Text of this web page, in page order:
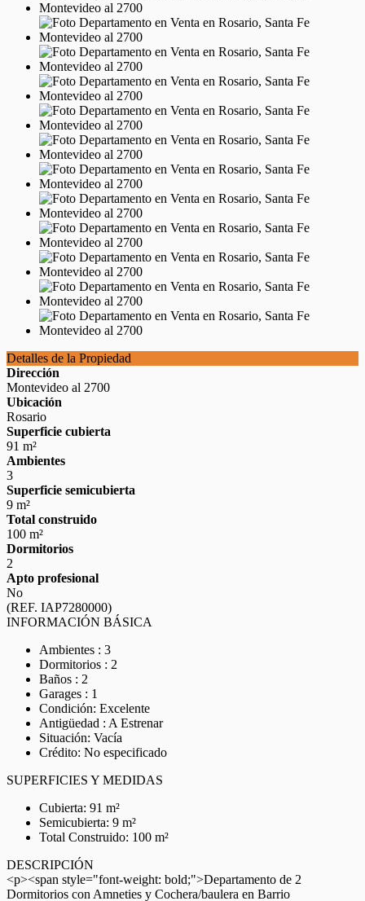
Detalles de la Propiedad
Dirección
Montevideo al 2700
Ubicación
Rosario
Superficie cubierta
91 m²
Ambientes
3
Superficie semicubierta
9 m²
Total construido
100 m²
Dormitorios
2
Apto profesional
No
(REF. IAP7280000)
INFORMACIÓN BÁSICA
Ambientes : 3
Dormitorios : 2
Baños : 2
Garages : 1
Condición: Excelente
Antigüedad : A Estrenar
Situación: Vacía
Crédito: No especificado
SUPERFICIES Y MEDIDAS
Cubierta: 91 m²
Semicubierta: 9 m²
Total Construido: 100 m²
DESCRIPCIÓN
<p><span style="font-weight: bold;">Departamento de 2
Dormitorios con Amneties y Cochera/baulera en Barrio